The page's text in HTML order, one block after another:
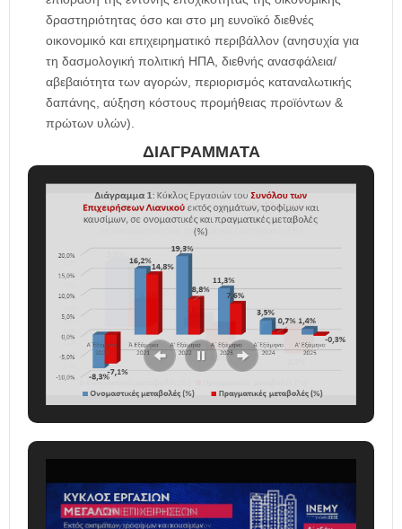
δραστηριότητας όσο και στο μη ευνοϊκό διεθνές
οικονομικό και επιχειρηματικό περιβάλλον (ανησυχία για
τη δασμολογική πολιτική ΗΠΑ, διεθνής ανασφάλεια/
αβεβαιότητα των αγορών, περιορισμός καταναλωτικής
δαπάνης, αύξηση κόστους προμήθειας προϊόντων &
πρώτων υλών).
ΔΙΑΓΡΑΜΜΑΤΑ